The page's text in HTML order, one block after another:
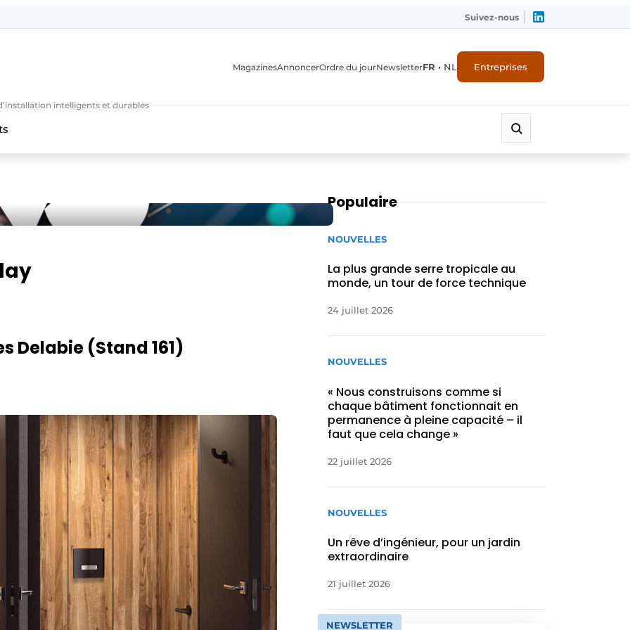
Suivez-nous
intelligents et durables
MagazinesAnnoncerOrdre du jourNewsletterFR • NL Entreprises
Delabie (Stand 161)
Populaire
NOUVELLES
La plus grande serre tropicale au
monde, un tour de force technique
24 juillet 2026
NOUVELLES
« Nous construisons comme si
chaque bâtiment fonctionnait en
permanence à pleine capacité – il
faut que cela change »
22 juillet 2026
NOUVELLES
Un rêve d’ingénieur, pour un jardin
extraordinaire
21 juillet 2026
NEWSLETTER